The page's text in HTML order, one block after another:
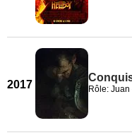
2017 Rôle: